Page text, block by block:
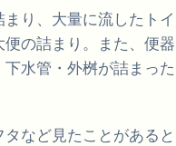
り、大量に流したトイ
の詰まり。また、便器
水管・外桝が詰まった
など見たことがあると